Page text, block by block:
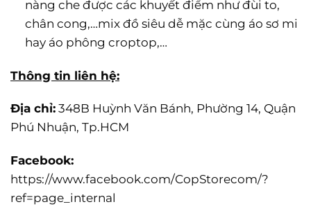
nàng che được các khuyết điểm như đùi to,
chân cong,…mix đồ siêu dễ mặc cùng áo sơ mi
hay áo phông croptop,…
Thông tin liên hệ:
Địa chỉ:348B Huỳnh Văn Bánh, Phường 14, Quận
Phú Nhuận, Tp.HCM
Facebook:
https://www.facebook.com/CopStorecom/?
ref=page_internal